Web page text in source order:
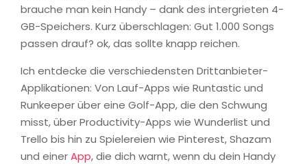
brauche man kein Handy – dank des intergrieten 4-
GB-Speichers. Kurz überschlagen: Gut 1.000 Songs
passen drauf? ok, das sollte knapp reichen.
Ich entdecke die verschiedensten Drittanbieter-
Applikationen: Von Lauf-Apps wie Runtastic und
Runkeeper über eine Golf-App, die den Schwung
misst, über Productivity-Apps wie Wunderlist und
Trello bis hin zu Spielereien wie Pinterest, Shazam
und einerApp, die dich warnt, wenn du dein Handy